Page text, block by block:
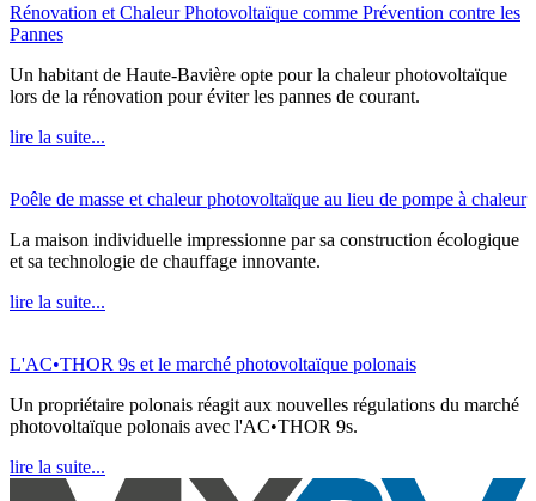
Rénovation et Chaleur Photovoltaïque comme Prévention contre les
Pannes
Un habitant de Haute-Bavière opte pour la chaleur photovoltaïque
lors de la rénovation pour éviter les pannes de courant.
lire la suite...
Poêle de masse et chaleur photovoltaïque au lieu de pompe à chaleur
La maison individuelle impressionne par sa construction écologique
et sa technologie de chauffage innovante.
lire la suite...
L'AC•THOR 9s et le marché photovoltaïque polonais
Un propriétaire polonais réagit aux nouvelles régulations du marché
photovoltaïque polonais avec l'AC•THOR 9s.
lire la suite...